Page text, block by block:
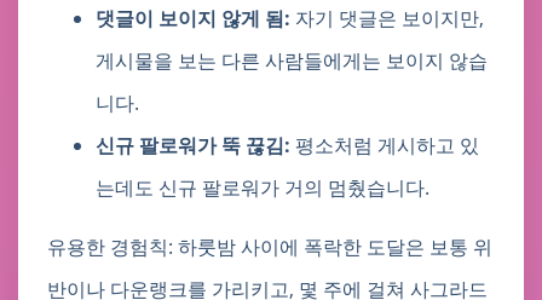
댓글이 보이지 않게 됨: 자기 댓글은 보이지만,
게시물을 보는 다른 사람들에게는 보이지 않습
니다.
신규 팔로워가 뚝 끊김: 평소처럼 게시하고 있
는데도 신규 팔로워가 거의 멈췄습니다.
유용한 경험칙: 하룻밤 사이에 폭락한 도달은 보통 위
반이나 다운랭크를 가리키고, 몇 주에 걸쳐 사그라드